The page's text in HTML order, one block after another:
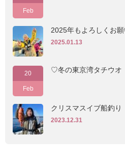
Feb
2025年もよろしくお
2025.01.13
20
Feb
♡冬の東京湾タチウオ
クリスマスイブ船釣り
2023.12.31